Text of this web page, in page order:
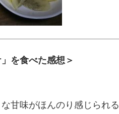
を食べた感想＞
甘味がほんのり感じられる